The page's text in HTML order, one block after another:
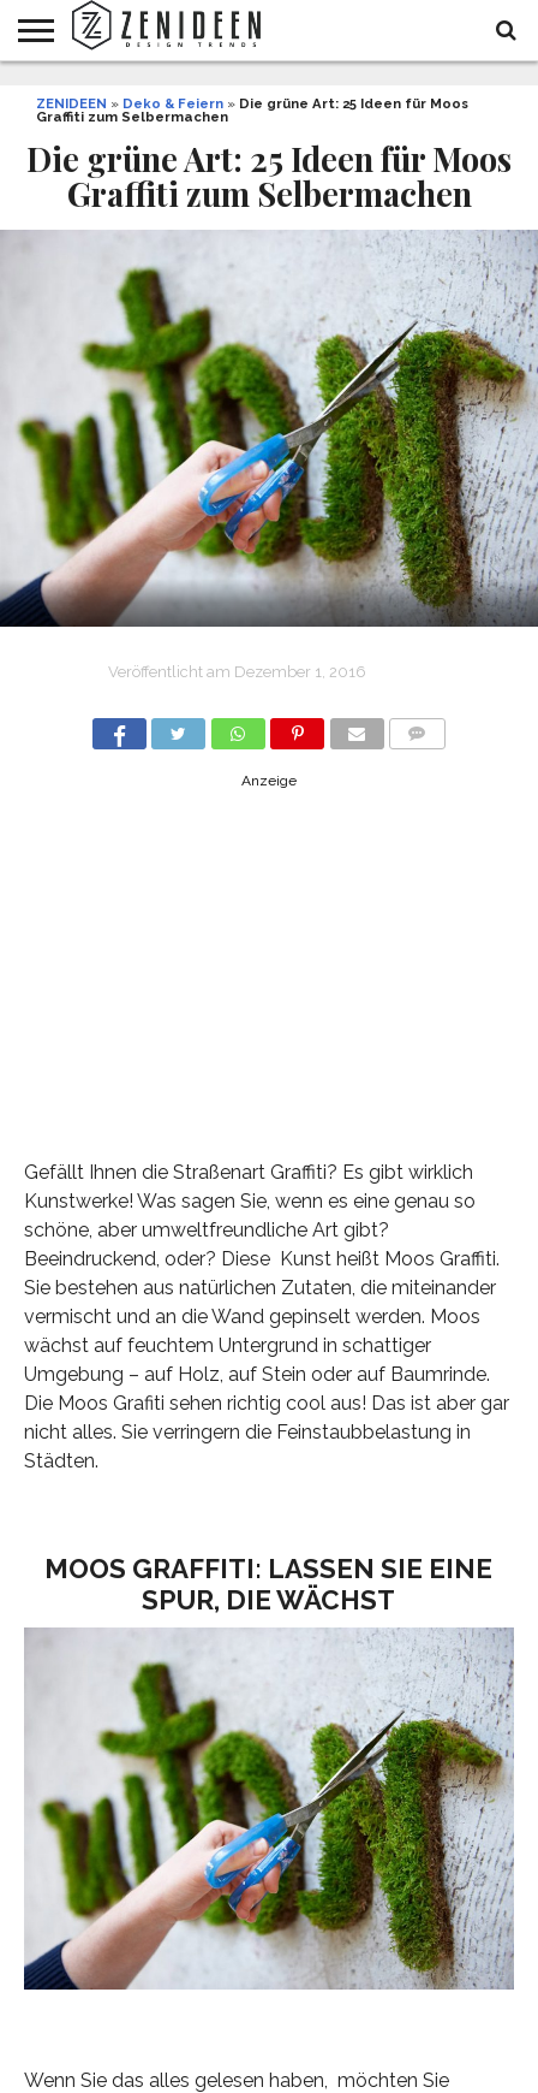
INNENDESIGN
ARCHITEKTUR
GARTEN
UND
LIFESTYLE
DEKO
&
DIY
STYLE
REZEPTE
GESUNDHEIT
WEIHNACHTEN
ZENIDEEN » Deko & Feiern » Die grüne Art: 25 Ideen für Moos
Graffiti zum Selbermachen
Die grüne Art: 25 Ideen für Moos
Graffiti zum Selbermachen
Veröffentlicht am Dezember 1, 2016
Anzeige
Gefällt Ihnen die Straßenart Graffiti? Es gibt wirklich
Kunstwerke! Was sagen Sie, wenn es eine genau so
schöne, aber umweltfreundliche Art gibt?
Beeindruckend, oder? Diese Kunst heißt Moos Graffiti.
Sie bestehen aus natürlichen Zutaten, die miteinander
vermischt und an die Wand gepinselt werden. Moos
wächst auf feuchtem Untergrund in schattiger
Umgebung – auf Holz, auf Stein oder auf Baumrinde.
Die Moos Grafiti sehen richtig cool aus! Das ist aber gar
nicht alles. Sie verringern die Feinstaubbelastung in
Städten.
MOOS GRAFFITI: LASSEN SIE EINE
SPUR, DIE WÄCHST
Wenn Sie das alles gelesen haben, möchten Sie